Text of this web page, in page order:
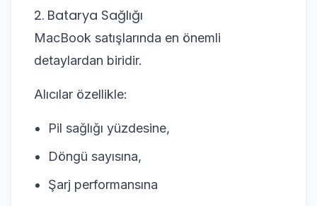
2. Batarya Sağlığı
MacBook satışlarında en önemli
detaylardan biridir.
Alıcılar özellikle:
Pil sağlığı yüzdesine,
Döngü sayısına,
Şarj performansına